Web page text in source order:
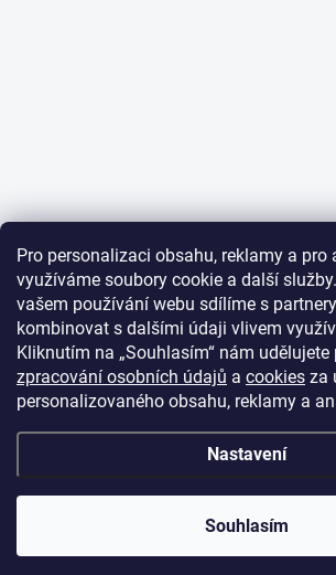
Pro personalizaci obsahu, reklamy a pro
využíváme soubory cookie a další
vašem používání webu sdílíme s
kombinovat s dalšími údaji vlivem
Kliknutím na „Souhlasím“ nám udělujete
zpracování osobních údajů a cookies za
personalizovaného obsahu, reklamy a
Nastavení
Souhlasím